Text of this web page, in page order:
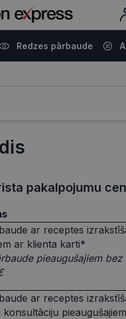
Redzes pārbaude
pakalpojumu
ar receptes
ar klienta karti*
pieaugušajiem bez
ar receptes
pieaugušajiem